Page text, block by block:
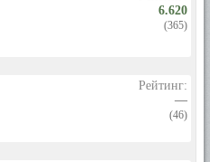
6.620
(365)
Рейтинг:
—
(46)